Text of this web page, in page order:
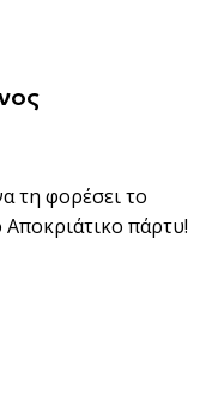
τη φορέσει το
Αποκριάτικο πάρτυ!